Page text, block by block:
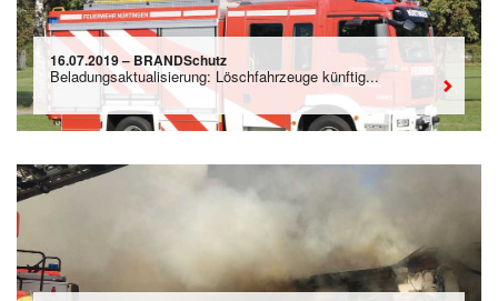
16.07.2019 – BRANDSchutz
Beladungsaktualisierung: Löschfahrzeuge künftig...